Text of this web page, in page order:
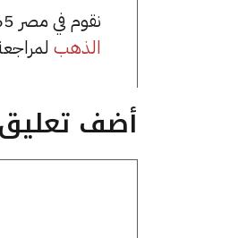
نقوم في مصر 365 بعمل تغطية مميزة لكافة أسعار الذهب في مصر، يمكنك الاطلاع على صفحة
الذهب
أضف تعليق